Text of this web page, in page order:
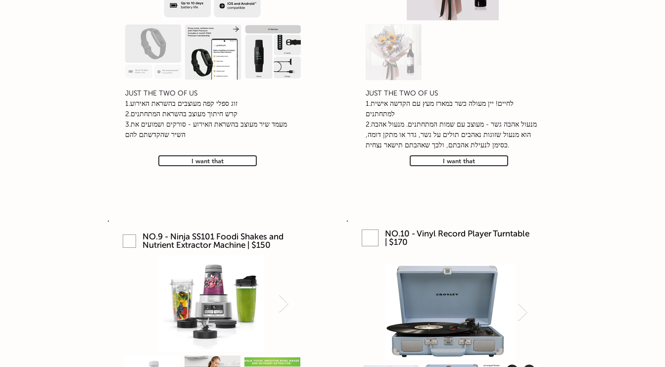
JUST THE TWO OF US
1.זוג ספלי קפה מעוצבים בהשראת האירוע
2.קרש חיתוך מעוצב בהשראת המתחתנים
3.מעמד שיר מעוצב בהשראת האירוע - סורקים ושמועים את
השיר שהקדשתם להם
I want that
JUST THE TWO OF US
1.לחיים! יין מעולה כשר במארז מעץ עם הקדשה אישית
למתחתנים
2.מנעול אהבה גשר - מעוצב עם שמות המתחתנים. מנעול אהבה
הוא מנעול שזוגות נאהבים תולים על גשר, גדר או מתקן דומה,
כסימן לנעילת אהבתם, ולכך שאהבתם תישאר נצחית.
I want that
NO.9 - Ninja SS101 Foodi Shakes and
Nutrient Extractor Machine | $150
NO.10 - Vinyl Record Player Turntable
| $170